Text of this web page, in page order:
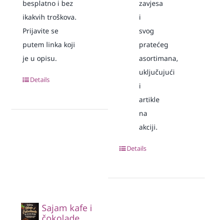
besplatno i bez
ikakvih troškova.
Prijavite se
putem linka koji
je u opisu.
Details
zavjesa
i
svog
pratećeg
asortimana,
uključujući
i
artikle
na
akciji.
Details
Sajam kafe i